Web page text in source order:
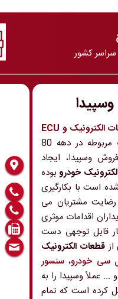
کشور
وسپیدا
قطعات الکترونیک و ECU
و همچنین ابزار و تجهیزات مربوطه در دهه 80
وسپیدا، ایجاد
خودروبوده
است با بکارگیری
مشتریان می
اقدامات موثری
قابل توجهی دست
قطعات الکترونیک
سی خودرو، سنسور
... عملاً وسپیدا را به
کرده است که تمام